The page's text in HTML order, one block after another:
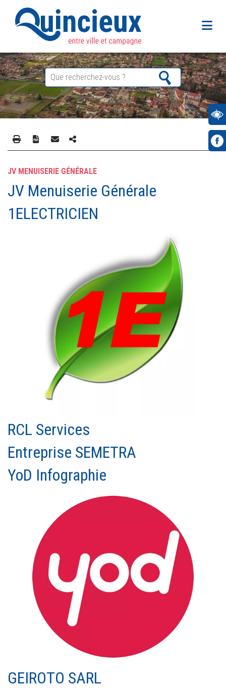
JV MENUISERIE GÉNÉRALE
JV Menuiserie Générale
1ELECTRICIEN
RCL Services
Entreprise SEMETRA
YoD Infographie
GEIROTO SARL